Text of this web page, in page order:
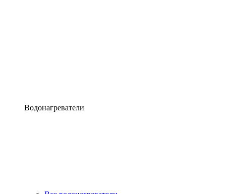
Водонагреватели